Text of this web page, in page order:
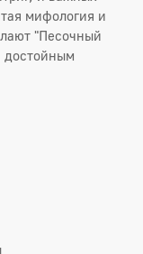
мифология и
"Песочный
достойным